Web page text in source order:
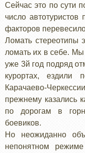
Сейчас это по сути
число
факторов
Ломать стереотипы
ломать их в себе. Мы
уже 3й год подряд
курортах, ездили
Карачаево-
прежнему казались
по дорогам в
боевиков.
Но неожиданно
непонятном